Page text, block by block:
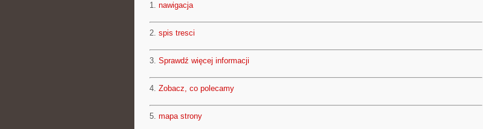
1. nawigacja
2. spis tresci
3. Sprawdź więcej informacji
4. Zobacz, co polecamy
5. mapa strony